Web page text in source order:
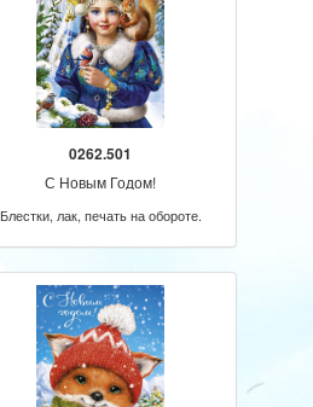
0262.501
С Новым Годом!
Блестки, лак, печать на обороте.